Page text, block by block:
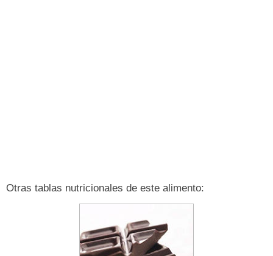
Otras tablas nutricionales de este alimento: